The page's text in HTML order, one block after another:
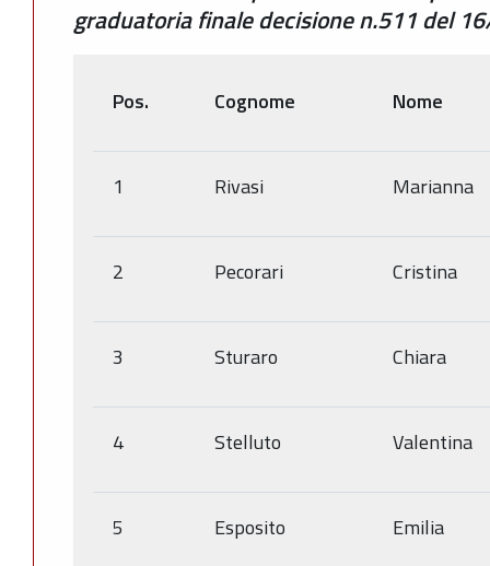
graduatoria finale decisione n.511 del
Pos. Cognome Nome
1 Rivasi Marianna
2 Pecorari Cristina
3 Sturaro Chiara
4 Stelluto Valentina
5 Esposito Emilia